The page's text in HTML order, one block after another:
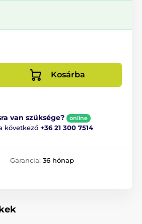
Kosárba
van szüksége? online
következő +36 21 300 7514
Garancia: 36 hónap